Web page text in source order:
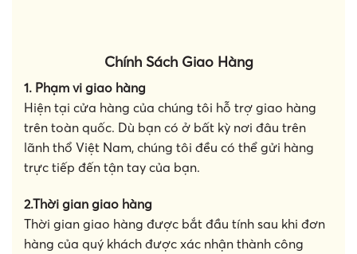
Chính Sách Giao Hàng
1. Phạm vi giao hàng
Hiện tại cửa hàng của chúng tôi hỗ trợ giao hàng
trên toàn quốc. Dù bạn có ở bất kỳ nơi đâu trên
lãnh thổ Việt Nam, chúng tôi đều có thể gửi hàng
trực tiếp đến tận tay của bạn.
2.Thời gian giao hàng
Thời gian giao hàng được bắt đầu tính sau khi đơn
hàng của quý khách được xác nhận thành công